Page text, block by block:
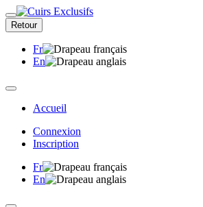
Retour
Fr
En
Accueil
Connexion
Inscription
Fr
En